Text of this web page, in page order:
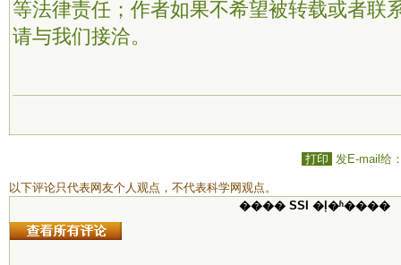
等法律责任；作者如果不希望被转载或者联
请与我们接洽。
打印 发E-mail给
以下评论只代表网友个人观点，不代表科学网观点。
���� SSI �ļ�ʱ����